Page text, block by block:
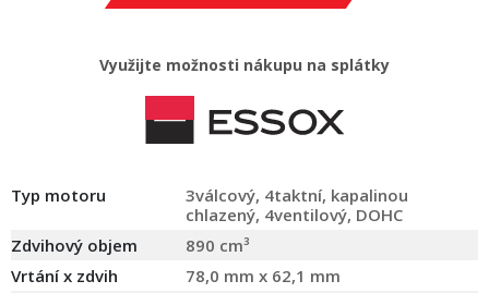
Využijte možnosti nákupu na splátky
Typ motoru
3válcový, 4taktní, kapalinou
chlazený, 4ventilový, DOHC
Zdvihový objem
890 cm³
Vrtání x zdvih
78,0 mm x 62,1 mm